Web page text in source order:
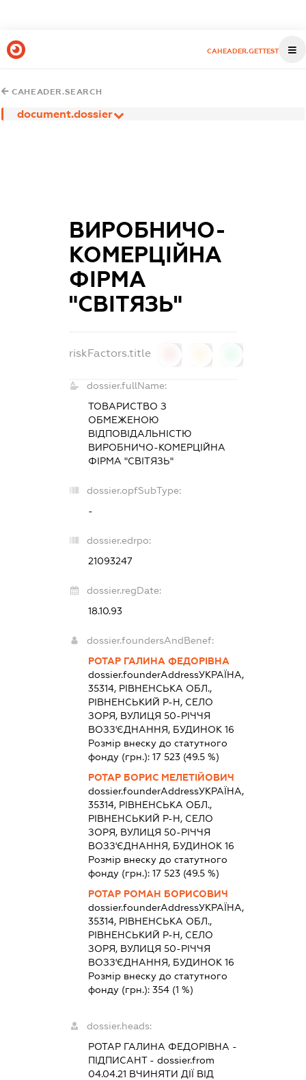
CAHEADER.GETTEST
CAHEADER.SEARCH
document.dossier
ВИРОБНИЧО-
КОМЕРЦІЙНА
ФІРМА
"СВІТЯЗЬ"
riskFactors.title
dossier.fullName:
ТОВАРИСТВО З
ОБМЕЖЕНОЮ
ВІДПОВІДАЛЬНІСТЮ
ВИРОБНИЧО-КОМЕРЦІЙНА
ФІРМА "СВІТЯЗЬ"
dossier.opfSubType:
-
dossier.edrpo:
21093247
dossier.regDate:
18.10.93
dossier.foundersAndBenef:
РОТАР ГАЛИНА ФЕДОРІВНА
dossier.founderAddressУКРАЇНА,
35314, РІВНЕНСЬКА ОБЛ.,
РІВНЕНСЬКИЙ Р-Н, СЕЛО
ЗОРЯ, ВУЛИЦЯ 50-РІЧЧЯ
ВОЗЗ'ЄДНАННЯ, БУДИНОК 16
Розмір внеску до статутного
фонду (грн.): 17 523(49.5 %)
РОТАР БОРИС МЕЛЕТІЙОВИЧ
dossier.founderAddressУКРАЇНА,
35314, РІВНЕНСЬКА ОБЛ.,
РІВНЕНСЬКИЙ Р-Н, СЕЛО
ЗОРЯ, ВУЛИЦЯ 50-РІЧЧЯ
ВОЗЗ'ЄДНАННЯ, БУДИНОК 16
Розмір внеску до статутного
фонду (грн.): 17 523(49.5 %)
РОТАР РОМАН БОРИСОВИЧ
dossier.founderAddressУКРАЇНА,
35314, РІВНЕНСЬКА ОБЛ.,
РІВНЕНСЬКИЙ Р-Н, СЕЛО
ЗОРЯ, ВУЛИЦЯ 50-РІЧЧЯ
ВОЗЗ'ЄДНАННЯ, БУДИНОК 16
Розмір внеску до статутного
фонду (грн.): 354(1 %)
dossier.heads:
РОТАР ГАЛИНА ФЕДОРІВНА -
ПІДПИСАНТ- dossier.from
04.04.21 ВЧИНЯТИ ДІЇ ВІД